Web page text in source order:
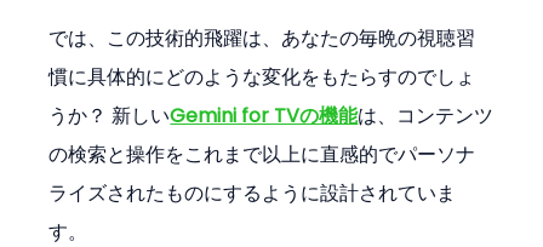
では、この技術的飛躍は、あなたの毎晩の視聴習
慣に具体的にどのような変化をもたらすのでしょ
うか？ 新しいGemini for TVの機能は、コンテンツ
の検索と操作をこれまで以上に直感的でパーソナ
ライズされたものにするように設計されていま
す。